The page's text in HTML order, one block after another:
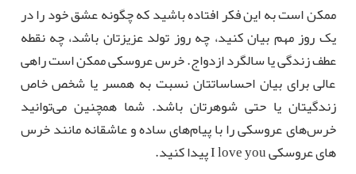
ممکن است به این فکر افتاده باشید که چگونه عشق خود را در
یک روز مهم بیان کنید، چه روز تولد عزیزتان باشد، چه نقطه
عطف زندگی یا سالگرد ازدواج. خرس عروسکی ممکن است راهی
عالی برای بیان احساساتتان نسبت به همسر یا شخص خاص
زندگیتان یا حتی شوهرتان باشد. شما همچنین می‌توانید
خرس‌های عروسکی را با پیام‌های ساده و عاشقانه مانند خرس
های عروسکی I love you پیدا کنید.